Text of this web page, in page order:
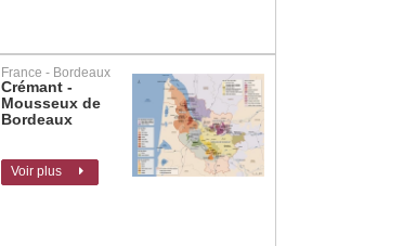
France - Bordeaux
Crémant -
Mousseux de
Bordeaux
Voir plus